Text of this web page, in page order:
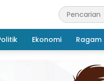
Ekonomi Ragam